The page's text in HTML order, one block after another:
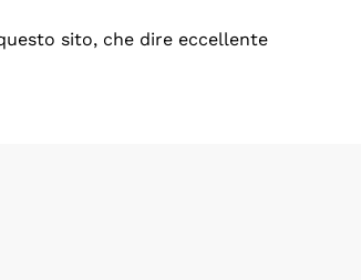
sito, che dire eccellente